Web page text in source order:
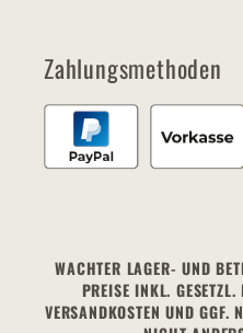
Zahlungsmethoden
WACHTER LAGER- UND
PREISE INKL. GESETZL.
VERSANDKOSTEN UND GGF.